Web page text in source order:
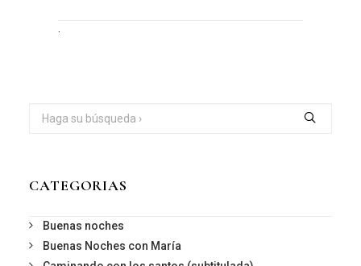
.
CATEGORIAS
Buenas noches
Buenas Noches con María